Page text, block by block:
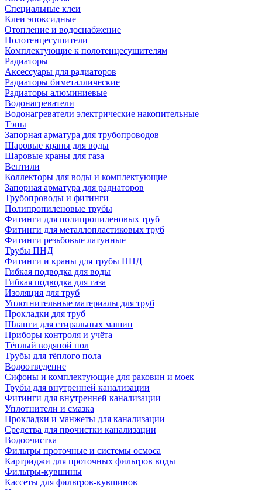
Специальные клеи
Клеи эпоксидные
Отопление и водоснабжение
Полотенцесушители
Комплектующие к полотенцесушителям
Радиаторы
Аксессуары для радиаторов
Радиаторы биметаллические
Радиаторы алюминиевые
Водонагреватели
Водонагреватели электрические накопительные
Тэны
Запорная арматура для трубопроводов
Шаровые краны для воды
Шаровые краны для газа
Вентили
Коллекторы для воды и комплектующие
Запорная арматура для радиаторов
Трубопроводы и фитинги
Полипропиленовые трубы
Фитинги для полипропиленовых труб
Фитинги для металлопластиковых труб
Фитинги резьбовые латунные
Трубы ПНД
Фитинги и краны для трубы ПНД
Гибкая подводка для воды
Гибкая подводка для газа
Изоляция для труб
Уплотнительные материалы для труб
Прокладки для труб
Шланги для стиральных машин
Приборы контроля и учёта
Тёплый водяной пол
Трубы для тёплого пола
Водоотведение
Сифоны и комплектующие для раковин и моек
Трубы для внутренней канализации
Фитинги для внутренней канализации
Уплотнители и смазка
Прокладки и манжеты для канализации
Средства для прочистки канализации
Водоочистка
Фильтры проточные и системы осмоса
Картриджи для проточных фильтров воды
Фильтры-кувшины
Кассеты для фильтров-кувшинов